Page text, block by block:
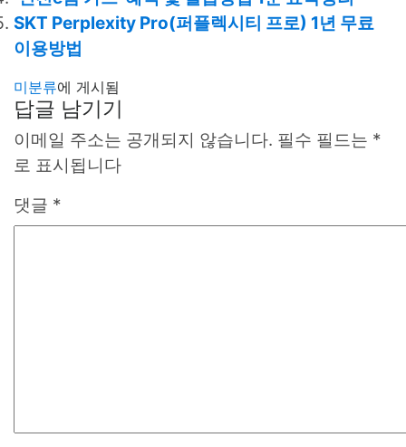
SKT Perplexity Pro(퍼플렉시티 프로) 1년 무료
이용방법
미분류에 게시됨
답글 남기기
이메일 주소는 공개되지 않습니다. 필수 필드는 *
로 표시됩니다
댓글 *